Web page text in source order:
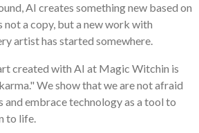
AI creates something new based on
not a copy, but a new work with
artist has started somewhere.
created with AI at Magic Witchin is
We show that we are not afraid
and embrace technology as a tool to
to life.